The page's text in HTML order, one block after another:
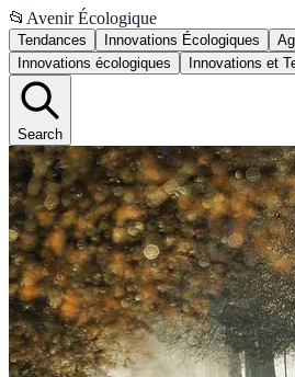
📂 Avenir Écologique
Tendances Innovations Écologiques
Innovations écologiques
Innovations et
Search